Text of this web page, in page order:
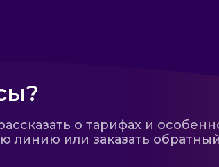
о тарифах и
линию или заказать